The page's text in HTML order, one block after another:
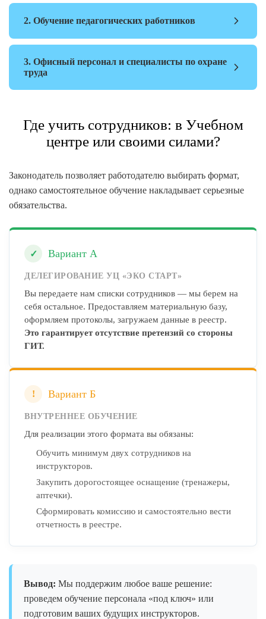
2. Обучение педагогических работников
3. Офисный персонал и специалисты по охране
труда
Где учить сотрудников: в Учебном
центре или своими силами?
Законодатель позволяет работодателю выбирать формат,
однако самостоятельное обучение накладывает серьезные
обязательства.
✓ Вариант А
ДЕЛЕГИРОВАНИЕ УЦ «ЭКО СТАРТ»
Вы передаете нам списки сотрудников — мы берем на
себя остальное. Предоставляем материальную базу,
оформляем протоколы, загружаем данные в реестр.
Это гарантирует отсутствие претензий со стороны
ГИТ.
! Вариант Б
ВНУТРЕННЕЕ ОБУЧЕНИЕ
Для реализации этого формата вы обязаны:
Обучить минимум двух сотрудников на
инструкторов.
Закупить дорогостоящее оснащение (тренажеры,
аптечки).
Сформировать комиссию и самостоятельно вести
отчетность в реестре.
Вывод: Мы поддержим любое ваше решение:
проведем обучение персонала «под ключ» или
подготовим ваших будущих инструкторов.